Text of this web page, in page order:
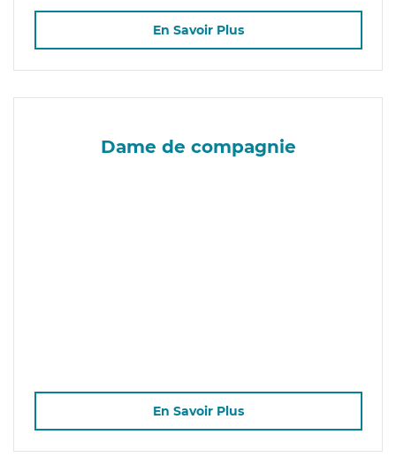
En Savoir Plus
Dame de compagnie
En Savoir Plus